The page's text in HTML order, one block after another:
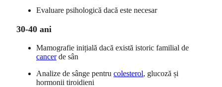
Evaluare psihologică dacă este necesar
30-40 ani
Mamografie inițială dacă există istoric familial de
cancerde sân
Analize de sânge pentru colesterol, glucoză și
hormonii tiroidieni